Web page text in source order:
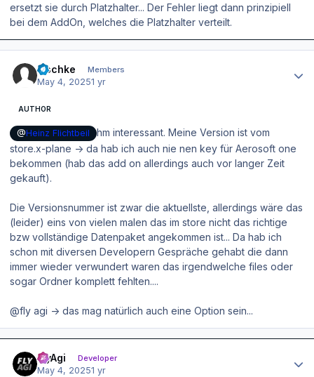
ersetzt sie durch Platzhalter... Der Fehler liegt dann prinzipiell
bei dem AddOn, welches die Platzhalter verteilt.
zischke Members
May 4, 20251 yr
AUTHOR
@Heinz Flichtbeil
hm interessant. Meine Version ist vom
store.x-plane -> da hab ich auch nie nen key für Aerosoft one
bekommen (hab das add on allerdings auch vor langer Zeit
gekauft).
Die Versionsnummer ist zwar die aktuellste, allerdings wäre das
(leider) eins von vielen malen das im store nicht das richtige
bzw vollständige Datenpaket angekommen ist... Da hab ich
schon mit diversen Developern Gespräche gehabt die dann
immer wieder verwundert waren das irgendwelche files oder
sogar Ordner komplett fehlten....
@fly agi -> das mag natürlich auch eine Option sein...
FlyAgi Developer
May 4, 20251 yr